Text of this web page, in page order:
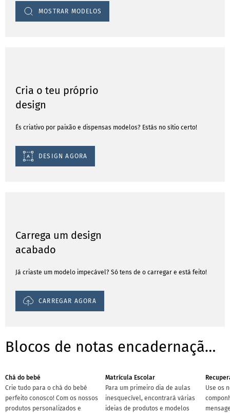
MOSTRAR MODELOS
Cria o teu próprio
design
És criativo por paixão e dispensas modelos? Estás no sítio certo!
DESIGN AGORA
Carrega um design
acabado
Já criaste um modelo impecável? Só tens de o carregar e está feito!
CARREGAR AGORA
Blocos de notas encadernação em espiral - Modelos/ Templates para ocasiões
Chá do bebé
Crie tudo para o chá do bebé
perfeito conosco! Com os nossos
produtos personalizados e
Matrícula Escolar
Para um primeiro dia de aulas
inesquecível, encontrará várias
ideias de produtos e modelos
Use os